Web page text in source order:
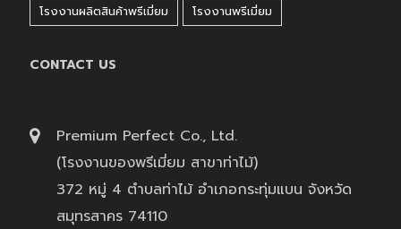
โรงงานผลิตสินค้าพรีเมี่ยม
โรงงานพรีเมี่ยม
CONTACT US
Premium Perfect Co., Ltd.
(โรงงานของพรีเมี่ยม สาขาท่าไม้)
372 หมู่ 4 ตำบลท่าไม้ อำเภอกระทุ่มแบน จังหวัด
สมุทรสาคร 74110